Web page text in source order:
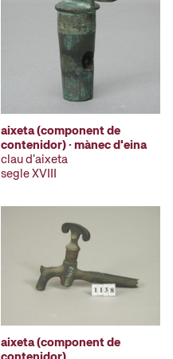
aixeta (component de
contenidor) · mànec d'eina
clau d'aixeta
segle XVIII
aixeta (component de